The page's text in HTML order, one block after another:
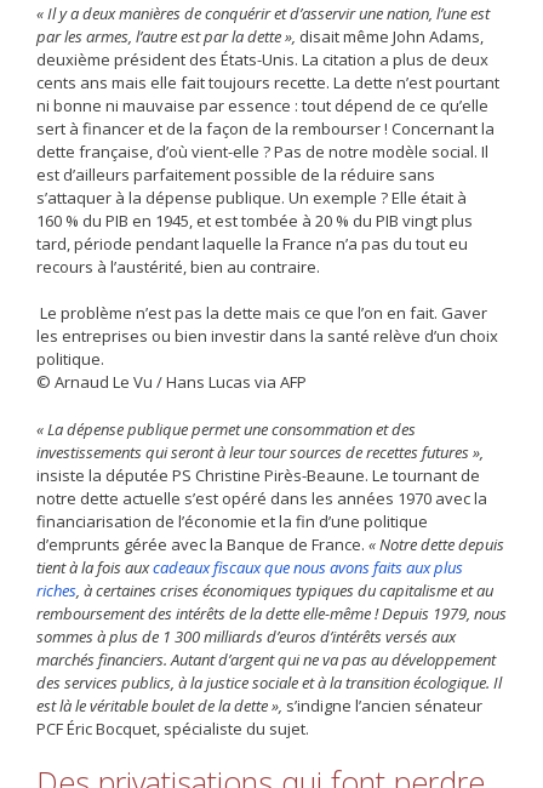
« Il y a deux manières de conquérir et d’asservir une nation, l’une est
par les armes, l’autre est par la dette », disait même John Adams,
deuxième président des États-Unis. La citation a plus de deux
cents ans mais elle fait toujours recette. La dette n’est pourtant
ni bonne ni mauvaise par essence : tout dépend de ce qu’elle
sert à financer et de la façon de la rembourser ! Concernant la
dette française, d’où vient-elle ? Pas de notre modèle social. Il
est d’ailleurs parfaitement possible de la réduire sans
s’attaquer à la dépense publique. Un exemple ? Elle était à
160 % du PIB en 1945, et est tombée à 20 % du PIB vingt plus
tard, période pendant laquelle la France n’a pas du tout eu
recours à l’austérité, bien au contraire.
Le problème n’est pas la dette mais ce que l’on en fait. Gaver
les entreprises ou bien investir dans la santé relève d’un choix
politique.
© Arnaud Le Vu / Hans Lucas via AFP
« La dépense publique permet une consommation et des
investissements qui seront à leur tour sources de recettes futures »,
insiste la députée PS Christine Pirès-Beaune. Le tournant de
notre dette actuelle s’est opéré dans les années 1970 avec la
financiarisation de l’économie et la fin d’une politique
d’emprunts gérée avec la Banque de France. « Notre dette depuis
tient à la fois auxcadeaux fiscaux que nous avons faits aux plus
riches, à certaines crises économiques typiques du capitalisme et au
remboursement des intérêts de la dette elle-même ! Depuis 1979, nous
sommes à plus de 1 300 milliards d’euros d’intérêts versés aux
marchés financiers. Autant d’argent qui ne va pas au développement
des services publics, à la justice sociale et à la transition écologique. Il
est là le véritable boulet de la dette », s’indigne l’ancien sénateur
PCF Éric Bocquet, spécialiste du sujet.